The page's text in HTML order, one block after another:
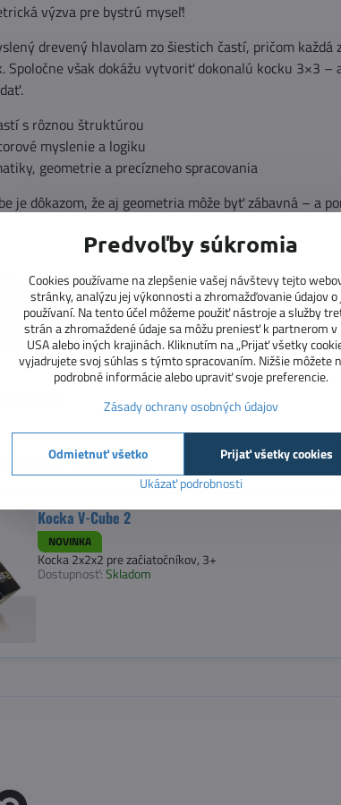
výzva pre bystrú myseľ!
drevený hlavolam zo šiestich častí, pričom každá
Spoločne však dokážu vytvoriť dokonalú kocku 3×3 –
s rôznou štruktúrou
myslenie a logiku
geometrie a precízneho spracovania
je dôkazom, že aj geometria môže byť zábavná – a
Vekové kategórie 6 - 10 rokov V-Cube
hračky
Kocky a hlavolamy Kocky a hlavolamy
produkt
produkty
Kocka V-Cube 2
NOVINKA
Kocka 2x2x2 pre začiatočníkov, 3+
Dostupnosť:Skladom
Predvoľby súkromia
Cookies používame na zlepšenie vašej návštevy tejto
stránky, analýzu jej výkonnosti a zhromažďovanie údajov o
používaní. Na tento účel môžeme použiť nástroje a služby
strán a zhromaždené údaje sa môžu preniesť k partnerom v
USA alebo iných krajinách. Kliknutím na „Prijať všetky
vyjadrujete svoj súhlas s týmto spracovaním. Nižšie môžete
podrobné informácie alebo upraviť svoje preferencie.
Zásady ochrany osobných údajov
Ukázať podrobnosti
Prijať všetky cookies
Odmietnuť všetko